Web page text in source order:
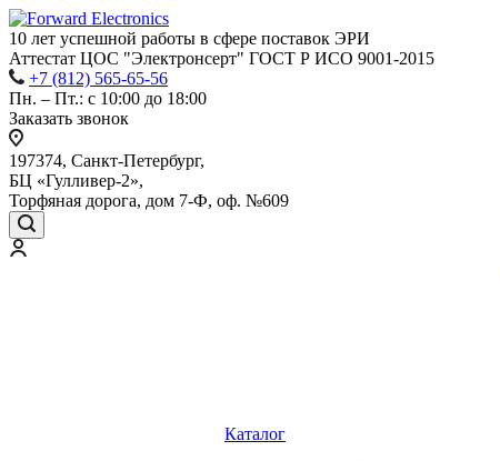
10 лет успешной работы в сфере поставок ЭРИ
Аттестат ЦОС "Электронсерт" ГОСТ Р ИСО 9001-2015
+7 (812) 565-65-56
Пн. – Пт.: с 10:00 до 18:00
Заказать звонок
197374, Санкт-Петербург,
БЦ «Гулливер-2»,
Торфяная дорога, дом 7-Ф, оф. №609
Каталог